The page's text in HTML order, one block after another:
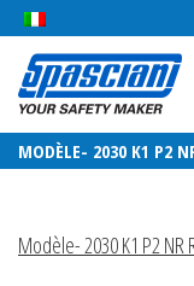
MODÈLE- 2030 K1 P2
Modèle- 2030 K1 P2 NR